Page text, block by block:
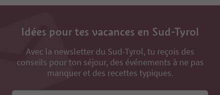
34
43
Idées pour tes vacances en Sud-Tyrol
Avec la newsletter du Sud-Tyrol, tu reçois des
conseils pour ton séjour, des événements à ne pas
manquer et des recettes typiques.